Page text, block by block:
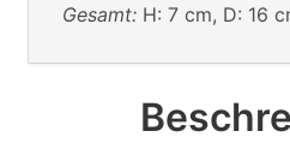
Gesamt: H: 7 cm, D: 16